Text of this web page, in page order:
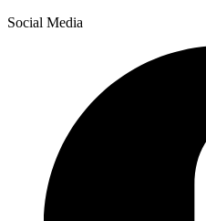
Social Media